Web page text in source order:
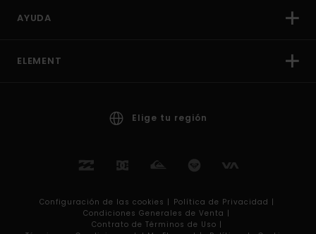
AYUDA
ELEMENT
Elige tu región
Configuración de las cookies | Política de Privacidad |
Condiciones Generales de Venta |
Contrato de Términos de Uso |